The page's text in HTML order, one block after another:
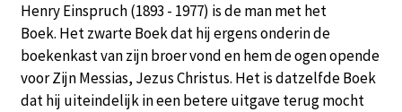
Henry Einspruch (1893 - 1977) is de man met het
Boek. Het zwarte Boek dat hij ergens onderin de
boekenkast van zijn broer vond en hem de ogen opende
voor Zijn Messias, Jezus Christus. Het is datzelfde Boek
dat hij uiteindelijk in een betere uitgave terug mocht